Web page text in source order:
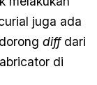
juga ada
diffdari
di